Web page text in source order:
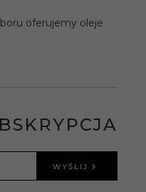
oferujemy oleje
WYŚLIJ